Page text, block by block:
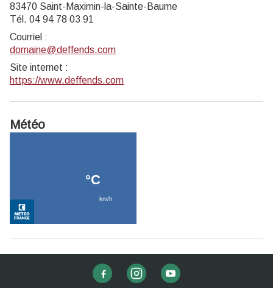
83470 Saint-Maximin-la-Sainte-Baume
Tél. 04 94 78 03 91
Courriel :
domaine@deffends.com
Site internet :
https://www.deffends.com
Météo